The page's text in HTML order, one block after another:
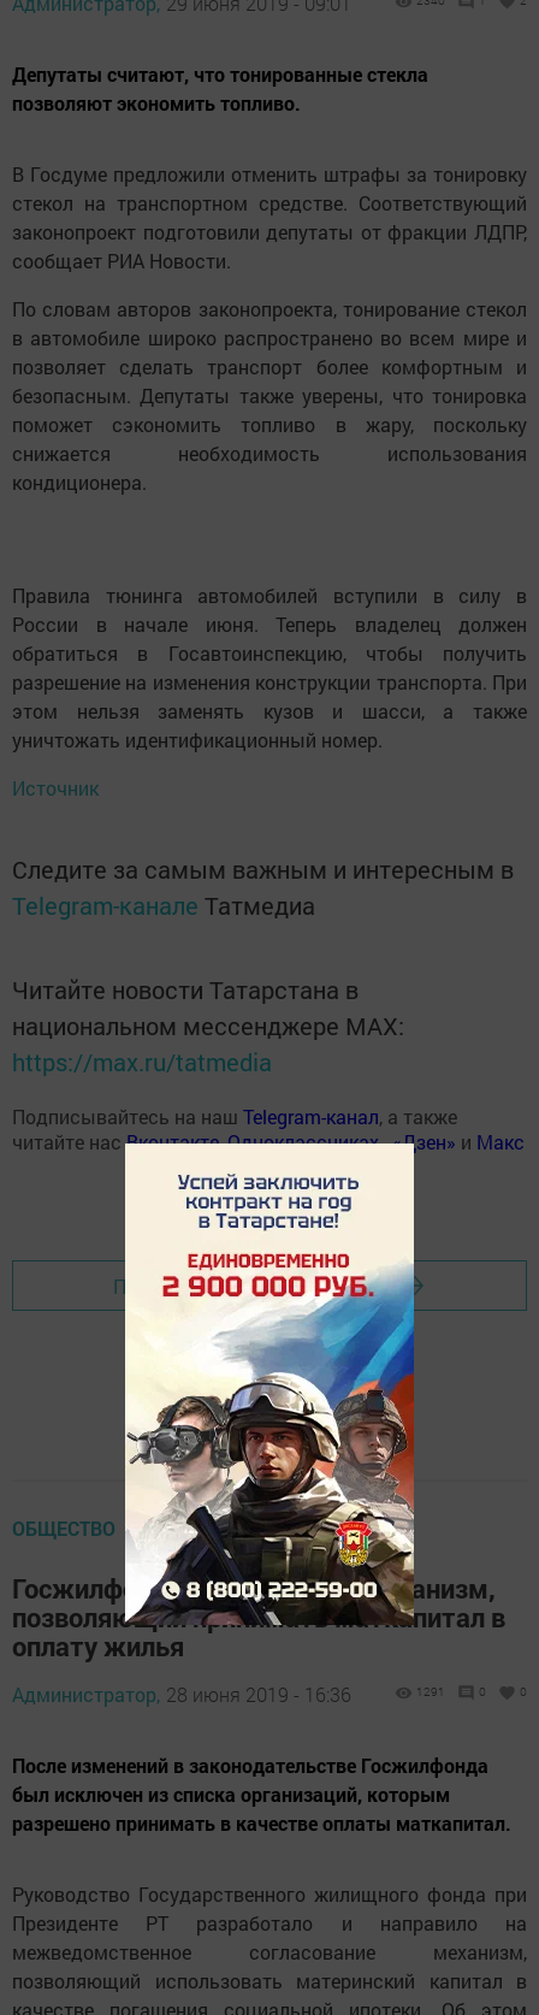
Депутаты считают, что тонированные стекла
позволяют экономить топливо.
В Госдуме предложили отменить штрафы за тонировку
стекол на транспортном средстве. Соответствующий
законопроект подготовили депутаты от фракции ЛДПР,
сообщает РИА Новости.
По словам авторов законопроекта, тонирование стекол
в автомобиле широко распространено во всем мире и
позволяет сделать транспорт более комфортным и
безопасным. Депутаты также уверены, что тонировка
поможет сэкономить топливо в жару, поскольку
снижается необходимость использования
кондиционера.
Правила тюнинга автомобилей вступили в силу в
России в начале июня. Теперь владелец должен
обратиться в Госавтоинспекцию, чтобы получить
разрешение на изменения конструкции транспорта. При
этом нельзя заменять кузов и шасси, а также
уничтожать идентификационный номер.
Источник
Следите за самым важным и интересным в
Telegram-канале Татмедиа
Читайте новости Татарстана в
национальном мессенджере MАХ:
https://max.ru/tatmedia
Подписывайтесь на наш Telegram-канал, а также
читайте насВконтакте,Одноклассниках,«Дзен» и Макс
Перейти на страницу новости
ОБЩЕСТВО
Госжилфонд РТ разработал механизм,
позволяющий принимать маткапитал в
оплату жилья
Администратор, 28 июня 2019 - 16:36 1291 0 0
После изменений в законодательстве Госжилфонда
был исключен из списка организаций, которым
разрешено принимать в качестве оплаты маткапитал.
Руководство Государственного жилищного фонда при
Президенте РТ разработало и направило на
межведомственное согласование механизм,
позволяющий использовать материнский капитал в
качестве погашения социальной ипотеки. Об этом